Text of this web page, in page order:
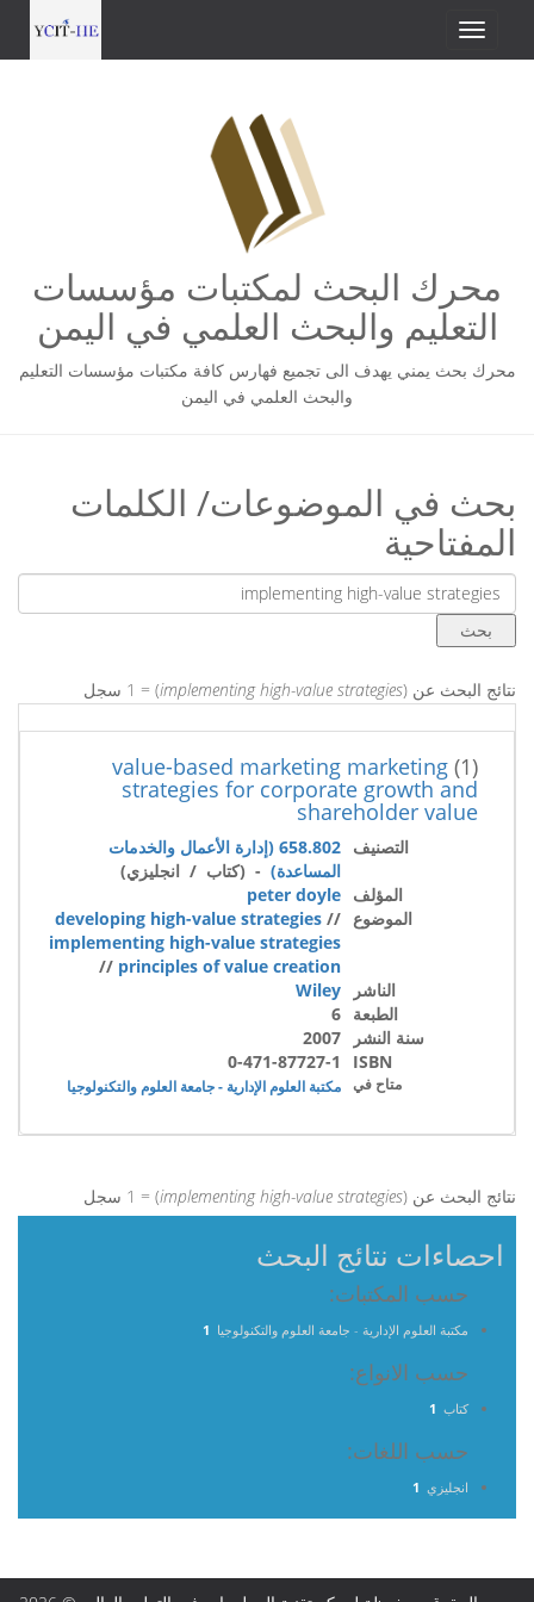
محرك البحث لمكتبات مؤسسات
التعليم والبحث العلمي في اليمن
محرك بحث يمني يهدف الى تجميع فهارس كافة مكتبات مؤسسات التعليم
والبحث العلمي في اليمن
بحث في الموضوعات/ الكلمات
المفتاحية
نتائج البحث عن (implementing high-value strategies) = 1 سجل
(1)
value-based marketing marketing
strategies for corporate growth and
shareholder value
التصنيف
658.802 (إدارة الأعمال والخدمات
المساعدة) - (كتاب / انجليزي)
المؤلف peter doyle
الموضوع
developing high-value strategies //
implementing high-value strategies
// principles of value creation
الناشر
Wiley
الطبعة 6
سنة النشر
2007
ISBN
0-471-87727-1
متاح في مكتبة العلوم الإدارية - جامعة العلوم والتكنولوجيا
نتائج البحث عن (implementing high-value strategies) = 1 سجل
احصاءات نتائج البحث
حسب المكتبات:
مكتبة العلوم الإدارية - جامعة العلوم والتكنولوجيا 1
حسب الانواع:
كتاب 1
حسب اللغات:
انجليزي 1